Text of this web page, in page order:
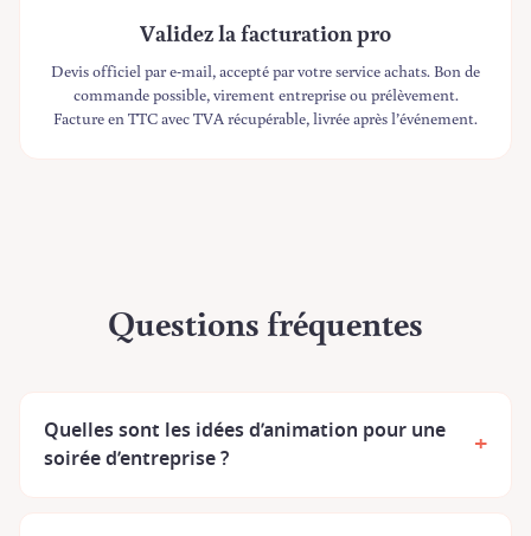
Validez la facturation pro
Devis officiel par e-mail, accepté par votre service achats. Bon de
commande possible, virement entreprise ou prélèvement.
Facture en TTC avec TVA récupérable, livrée après l’événement.
Questions fréquentes
Quelles sont les idées d’animation pour une
soirée d’entreprise ?
+